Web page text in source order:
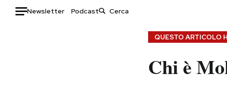
Newsletter Podcast
QUESTO ARTICOLO
Chi è